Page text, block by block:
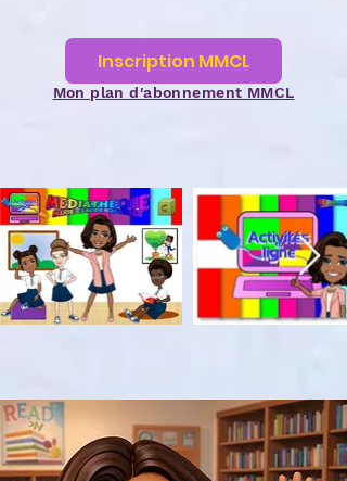
Mon plan d'abonnement MMCL
Inscription MMCL